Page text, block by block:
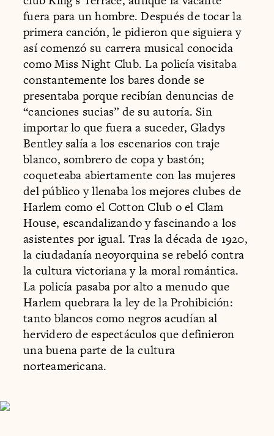
fuera para un hombre. Después de tocar la
primera canción, le pidieron que siguiera y
así comenzó su carrera musical conocida
como Miss Night Club. La policía visitaba
constantemente los bares donde se
presentaba porque recibían denuncias de
“canciones sucias” de su autoría. Sin
importar lo que fuera a suceder, Gladys
Bentley salía a los escenarios con traje
blanco, sombrero de copa y bastón;
coqueteaba abiertamente con las mujeres
del público y llenaba los mejores clubes de
Harlem como el Cotton Club o el Clam
House, escandalizando y fascinando a los
asistentes por igual. Tras la década de 1920,
la ciudadanía neoyorquina se rebeló contra
la cultura victoriana y la moral romántica.
La policía pasaba por alto a menudo que
Harlem quebrara la ley de la Prohibición:
tanto blancos como negros acudían al
hervidero de espectáculos que definieron
una buena parte de la cultura
norteamericana.